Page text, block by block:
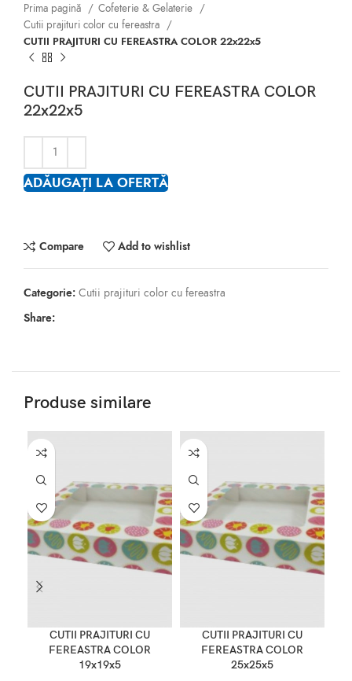
Prima pagină
Cofeterie & Gelaterie
Cutii prajituri color cu fereastra
CUTII PRAJITURI CU FEREASTRA COLOR 22x22x5
CUTII PRAJITURI CU FEREASTRA COLOR
22x22x5
ADĂUGAȚI LA OFERTĂ
Compare Add to wishlist
Categorie: Cutii prajituri color cu fereastra
Share:
Produse similare
CUTII PRAJITURI CU
FEREASTRA COLOR
19x19x5
CUTII PRAJITURI CU
FEREASTRA COLOR
25x25x5